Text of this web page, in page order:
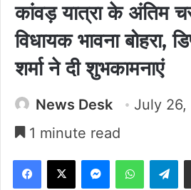
कांवड़ यात्रा के अंतिम
विधायक भावना बोहरा,
शर्मा ने दी शुभकामनाएं
News Desk
July 26,
1 minute read
Facebook
X MessengerWhatsApp